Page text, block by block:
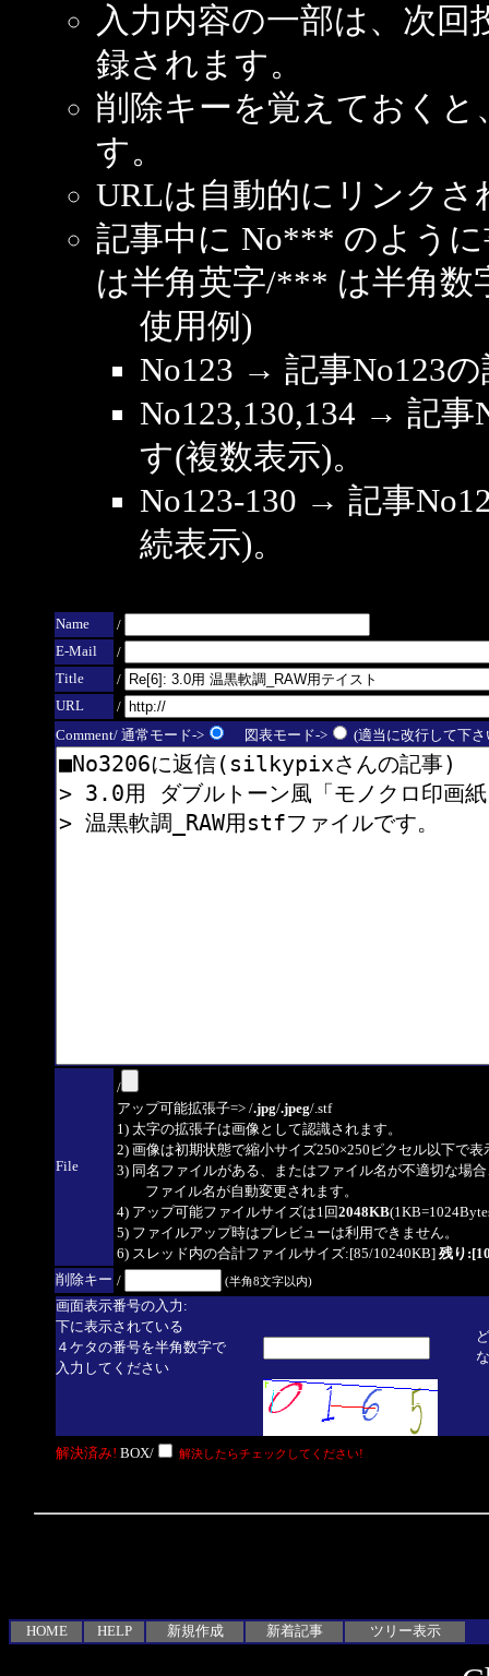
入力内容の一部は、次
録されます。
削除キーを覚えておく
す。
URLは自動的にリンクさ
記事中に No*** のよう
は半角英字/*** は半角数
使用例)
No123 → 記事No123
No123,130,134 → 記
す(複数表示)。
No123-130 → 記事
続表示)。
Name
/
E-Mail
/
Title
/
URL
/
Comment/ 通常モード->
図表モード-> (適当に改行して下
File
/
アップ可能拡張子=> /.jpg/.jpeg/.stf
1) 太字の拡張子は画像として認識されます。
2) 画像は初期状態で縮小サイズ250×250ピクセル以下で表
3) 同名ファイルがある、またはファイル名が不適切な場
ファイル名が自動変更されます。
4) アップ可能ファイルサイズは1回2048KB
5) ファイルアップ時はプレビューは利用できません。
6) スレッド内の合計ファイルサイズ:[85/10240KB] 残り
削除キー / (半角8文字以内)
画面表示番号の入力:
下に表示されている
４ケタの番号を半角数字で
入力してください
解決済み! BOX/ 解決したらチェックしてください!
HOME HELP 新規作成 新着記事 ツリー表示